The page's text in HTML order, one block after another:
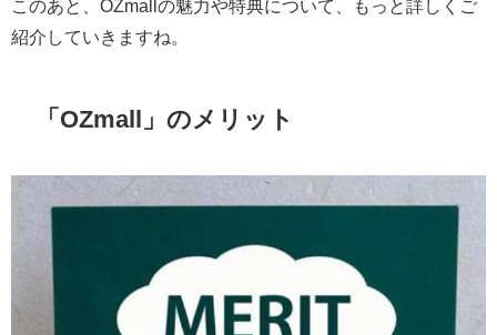
このあと、OZmallの魅力や特典について、もっと詳しくご
紹介していきますね。
「OZmall」のメリット